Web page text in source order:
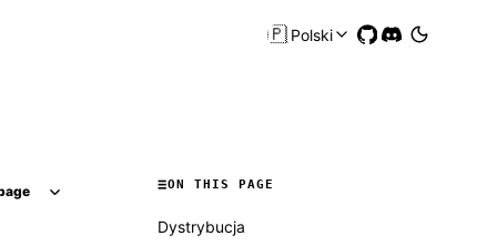
🇵🇱Polski
ON THIS PAGE
Dystrybucja